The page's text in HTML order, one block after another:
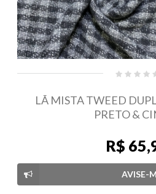
LÃ MISTA TWEED
PRETO &
R$
AVISE-